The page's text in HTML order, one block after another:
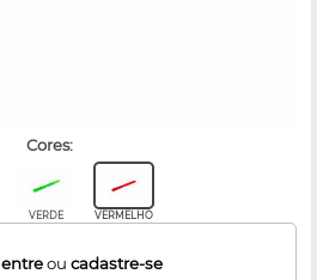
cores:
VERDE VERMELHO
entreou cadastre-se